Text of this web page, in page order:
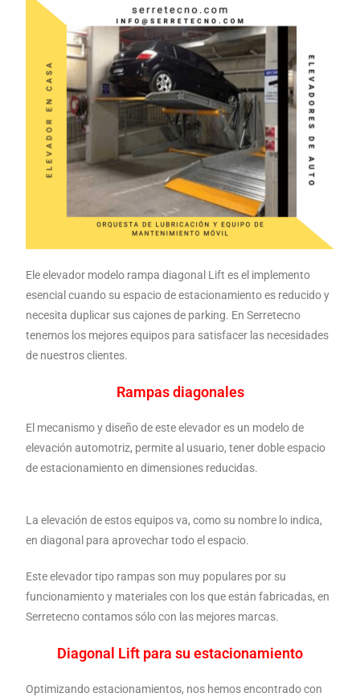
Ele elevador modelo rampa diagonal Lift es el implemento
esencial cuando su espacio de estacionamiento es reducido y
necesita duplicar sus cajones de parking. En Serretecno
tenemos los mejores equipos para satisfacer las necesidades
de nuestros clientes.
Rampas diagonales
El mecanismo y diseño de este elevador es un modelo de
elevación automotriz, permite al usuario, tener doble espacio
de estacionamiento en dimensiones reducidas.
La elevación de estos equipos va, como su nombre lo indica,
en diagonal para aprovechar todo el espacio.
Este elevador tipo rampas son muy populares por su
funcionamiento y materiales con los que están fabricadas, en
Serretecno contamos sólo con las mejores marcas.
Diagonal Lift para su estacionamiento
Optimizando estacionamientos, nos hemos encontrado con